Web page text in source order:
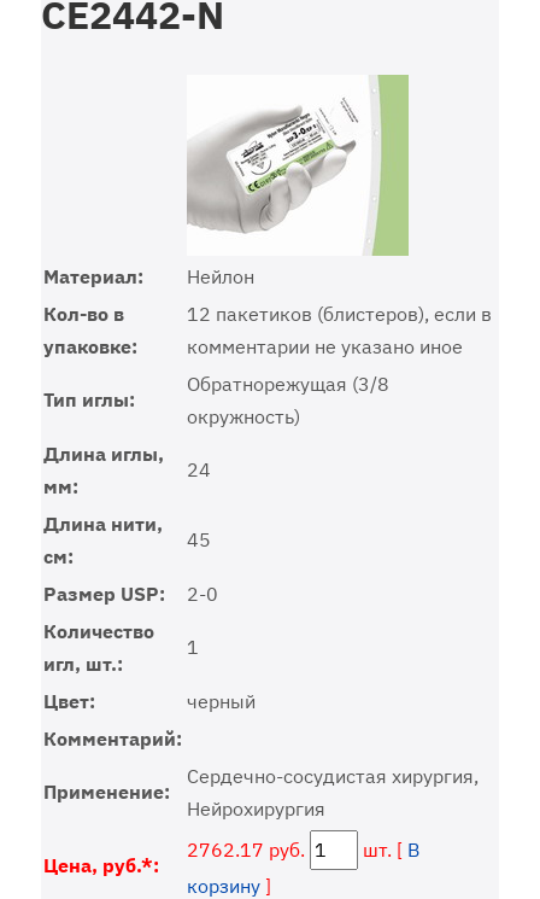
CE2442-N
Материал:
Нейлон
Кол-во в
упаковке:
12 пакетиков (блистеров), если в
комментарии не указано иное
Тип иглы:
Обратнорежущая (3/8
окружность)
Длина иглы,
мм:
24
Длина нити,
см:
45
Размер USP:
2-0
Количество
игл, шт.:
1
Цвет:
черный
Комментарий:
Применение:
Сердечно-сосудистая хирургия,
Нейрохирургия
Цена, руб.*:
2762.17 руб. шт. [ В
корзину ]